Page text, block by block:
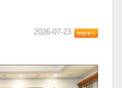
2026-07-23